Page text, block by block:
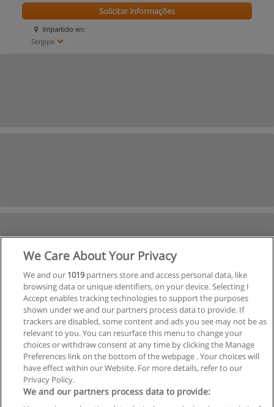
Impartido en:
Sergipe
Solicitar informações
Próxima
Página1de2
Regras de uso
We Care About Your Privacy
We and our 1019partners store and access personal data, like
browsing data or unique identifiers, on your device. Selecting I
Accept enables tracking technologies to support the purposes
shown under we and our partners process data to provide. If
trackers are disabled, some content and ads you see may not be as
relevant to you. You can resurface this menu to change your
choices or withdraw consent at any time by clicking the Manage
Preferences link on the bottom of the webpage . Your choices will
have effect within our Website. For more details, refer to our
Privacy Policy.
We and our partners process data to provide: